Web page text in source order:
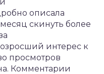
описала
скинуть более
интерес к
просмотров
Комментарии